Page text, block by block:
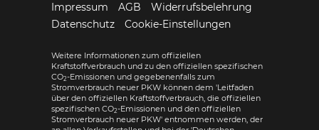
Impressum AGB
Widerrufsbelehrung
Datenschutz
Cookie-Einstellungen
Weitere Informationen zum offiziellen
Kraftstoffverbrauch und zu den offiziellen spezifischen
CO2-Emissionen und gegebenenfalls zum
Stromverbrauch neuer PKW können dem 'Leitfaden
über den offiziellen Kraftstoffverbrauch, die offiziellen
spezifischen CO2-Emissionen und den offiziellen
Stromverbrauch neuer PKW' entnommen werden, der